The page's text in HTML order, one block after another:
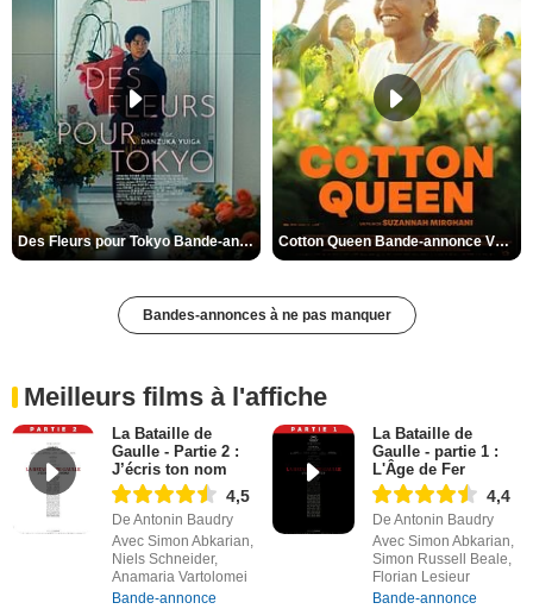
Des Fleurs pour Tokyo Bande-annonce VO STFR Cotton Queen Bande-annonce VO STFR
Bandes-annonces à ne pas manquer
Meilleurs films à l'affiche
La Bataille de
Gaulle - Partie 2 :
J’écris ton nom
4,5
De Antonin Baudry
Avec Simon Abkarian,
Niels Schneider,
Anamaria Vartolomei
Bande-annonce
La Bataille de
Gaulle - partie 1 :
L'Âge de Fer
4,4
De Antonin Baudry
Avec Simon Abkarian,
Simon Russell Beale,
Florian Lesieur
Bande-annonce